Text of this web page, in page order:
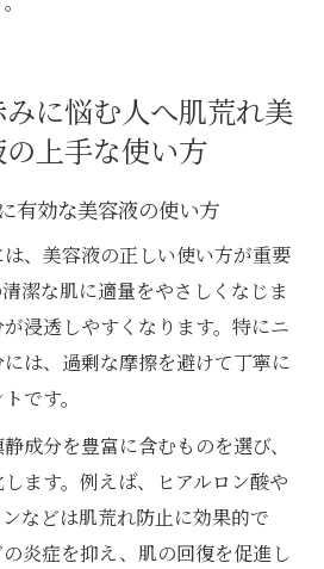
に悩む人へ肌荒れ美
の上手な使い方
有効な美容液の使い方
、美容液の正しい使い方が重要
潔な肌に適量をやさしくなじま
浸透しやすくなります。特にニ
は、過剰な摩擦を避けて丁寧に
です。
成分を豊富に含むものを選び、
ます。例えば、ヒアルロン酸や
などは肌荒れ防止に効果的で
炎症を抑え、肌の回復を促進し